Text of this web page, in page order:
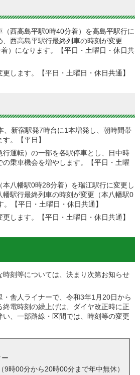
西高島平駅0時40分着）を高島平駅行に
、西高島平駅行最終列車の時刻が変更
着）になります。【平日・土曜日・休日共
します。【平日・土曜日・休日共通】
、新宿駅発7時台に1本増発し、朝時間帯
。【平日】
行運転）の一部を各駅停車とし、日中時
の乗車機会を増やします。【平日・土曜
八幡駅0時28分着）を瑞江駅行に変更し
幡駅行最終列車の時刻が変更（本八幡駅0
【平日・土曜日・休日共通】
します。【平日・土曜日・休日共通】
時刻等については、決まり次第お知らせ
・舎人ライナーで、令和3年1月20日から
終電時刻の繰上げは、ダイヤ改正時に正
い、一部路線・区間では、時刻等の変更
（9時00分から20時00分まで年中無休）